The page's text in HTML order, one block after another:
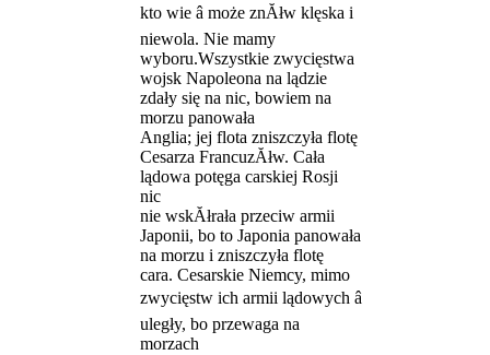
kto wie â może znĂłw klęska i
niewola. Nie mamy
wyboru.Wszystkie zwycięstwa
wojsk Napoleona na lądzie
zdały się na nic, bowiem na
morzu panowała
Anglia; jej flota zniszczyła flotę
Cesarza FrancuzĂłw. Cała
lądowa potęga carskiej Rosji
nic
nie wskĂłrała przeciw armii
Japonii, bo to Japonia panowała
na morzu i zniszczyła flotę
cara. Cesarskie Niemcy, mimo
zwycięstw ich armii lądowych â
uległy, bo przewaga na
morzach